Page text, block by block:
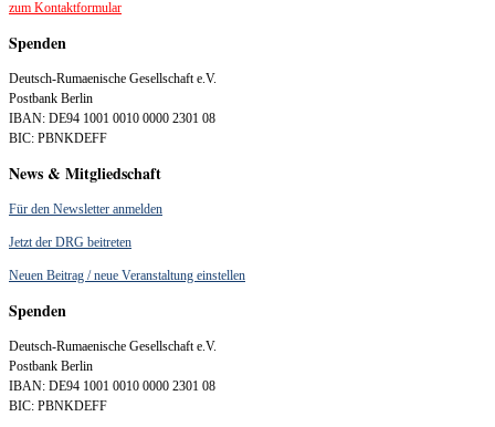
zum Kontaktformular
Spenden
Deutsch-Rumaenische Gesellschaft e.V.
Postbank Berlin
IBAN: DE94 1001 0010 0000 2301 08
BIC: PBNKDEFF
News & Mitgliedschaft
Für den Newsletter anmelden
Jetzt der DRG beitreten
Neuen Beitrag / neue Veranstaltung einstellen
Spenden
Deutsch-Rumaenische Gesellschaft e.V.
Postbank Berlin
IBAN: DE94 1001 0010 0000 2301 08
BIC: PBNKDEFF